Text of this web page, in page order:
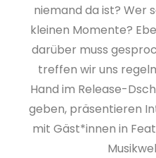
niemand da ist? Wer
kleinen Momente?
darüber muss
treffen wir uns
Hand im Release-
geben, präsentieren
mit Gäst*innen in